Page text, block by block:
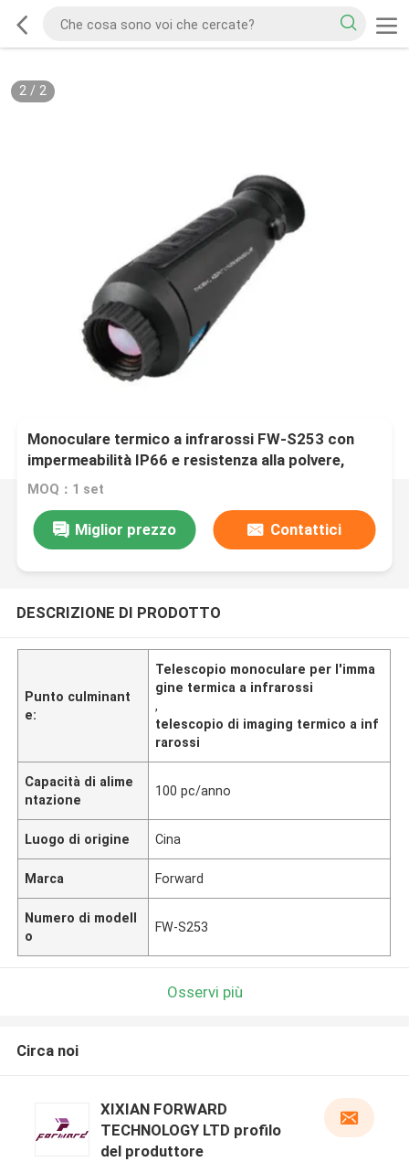
2/ 2
Monoculare termico a infrarossi FW-S253 con
impermeabilità IP66 e resistenza alla polvere,
resistente alle cadute da 1 metro e telescopio a
MOQ：1 set
Miglior prezzo Contattici
DESCRIZIONE DI PRODOTTO
Punto culminant
e:
Telescopio monoculare per l'imma
gine termica a infrarossi
,
telescopio di imaging termico a inf
rarossi
Capacità di alime
ntazione
100 pc/anno
Luogo di origine Cina
Marca Forward
Numero di modell
o
FW-S253
Osservi più
Circa noi
XIXIAN FORWARD
TECHNOLOGY LTD profilo
del produttore